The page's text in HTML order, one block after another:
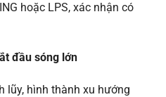
hoặc LPS, xác nhận có
đầu sóng lớn
lũy, hình thành xu hướng